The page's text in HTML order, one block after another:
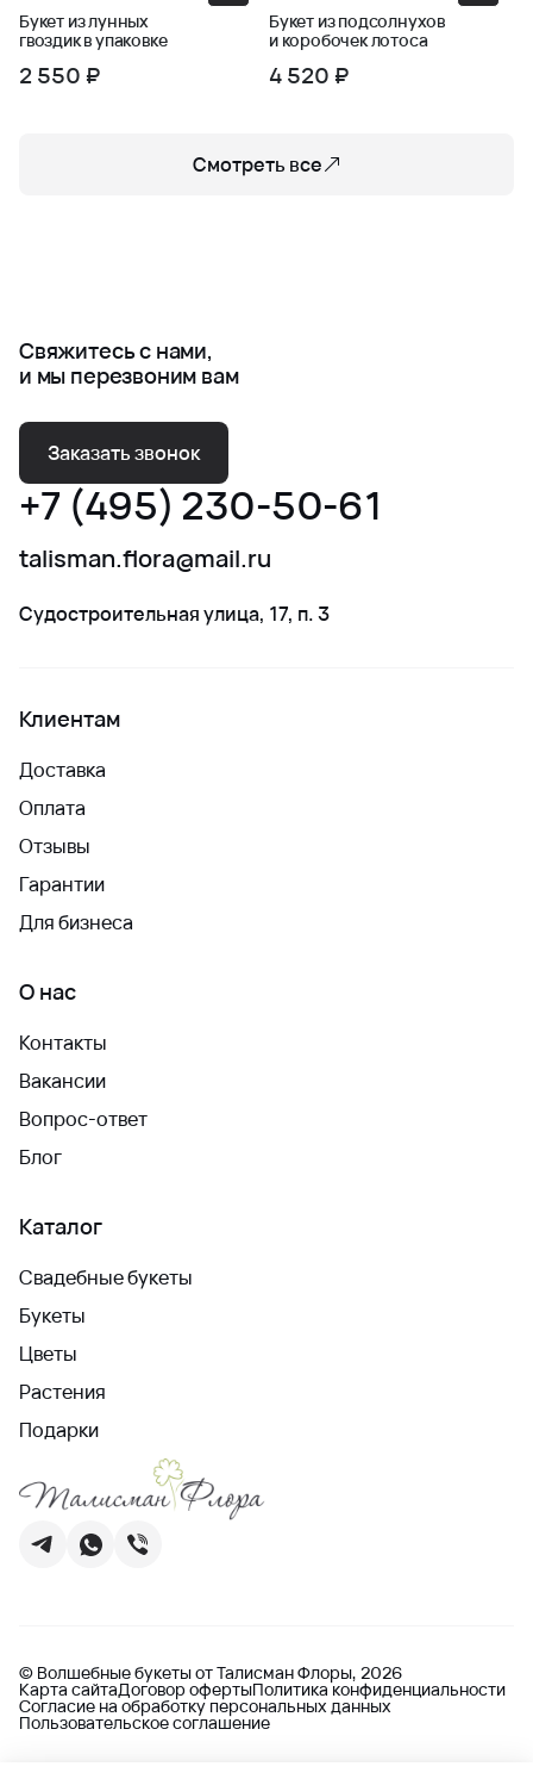
Букет из лунных
гвоздик в упаковке
2 550 ₽
Букет из подсолнухов
и коробочек лотоса
4 520 ₽
Смотреть все
Свяжитесь с нами,
и мы перезвоним вам
Заказать звонок
+7 (495) 230-50-61
talisman.flora@mail.ru
Судостроительная улица, 17, п. 3
Клиентам
Доставка
Оплата
Отзывы
Гарантии
Для бизнеса
О нас
Контакты
Вакансии
Вопрос-ответ
Блог
Каталог
Свадебные букеты
Букеты
Цветы
Растения
Подарки
© Волшебные букеты от Талисман Флоры, 2026
Карта сайтаДоговор офертыПолитика конфиденциальности
Согласие на обработку персональных данных
Пользовательское соглашение